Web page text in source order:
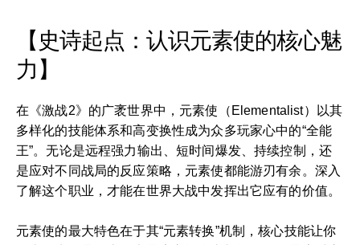
【史诗起点：认识元素使的核心魅
力】
在《激战2》的广袤世界中，元素使（Elementalist）以其
多样化的技能体系和高变换性成为众多玩家心中的“全能
王”。无论是远程强力输出、短时间爆发、持续控制，还
是应对不同战局的反应策略，元素使都能游刃有余。深入
了解这个职业，才能在世界大战中发挥出它应有的价值。
元素使的最大特色在于其“元素转换”机制，核心技能让你